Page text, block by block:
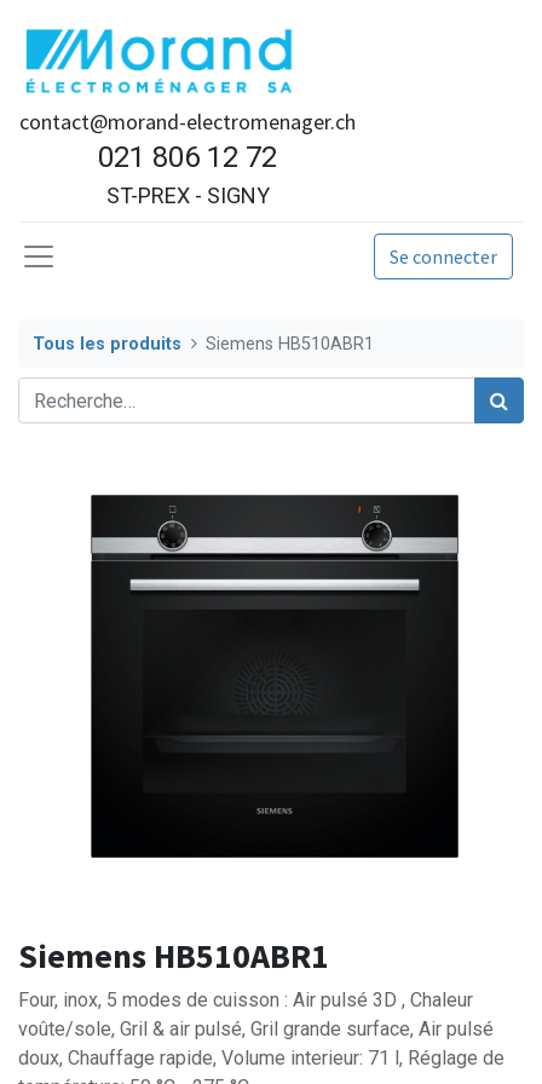
contact@morand-electromenager.ch
021 806 12 72
ST-PREX - SIGNY
Se connecter
Tous les produits Siemens HB510ABR1
Siemens HB510ABR1
Four, inox, 5 modes de cuisson : Air pulsé 3D , Chaleur
voûte/sole, Gril & air pulsé, Gril grande surface, Air pulsé
doux, Chauffage rapide, Volume interieur: 71 l, Réglage de